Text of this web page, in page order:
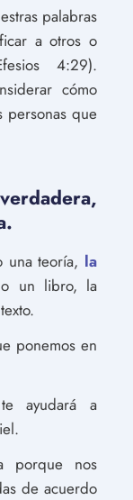
palabras
a otros o
4:29).
cómo
personas que
una teoría, la
un libro, la
ponemos en
ayudará a
porque nos
de acuerdo